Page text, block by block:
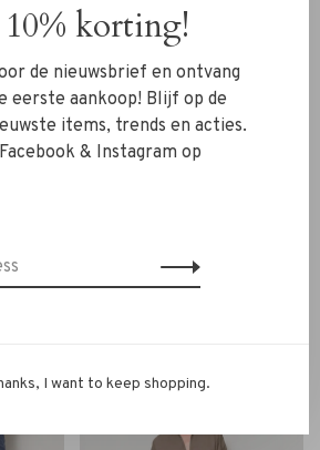
La Salle
La Salle Raised Neck
korting!
de nieuwsbrief en ontvang
eerste aankoop! Blijf op de
items, trends en acties.
& Instagram op
I want to keep shopping.